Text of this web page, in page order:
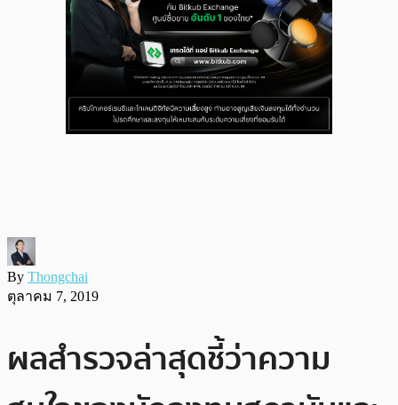
By Thongchai
ตุลาคม 7, 2019
ผลสำรวจล่าสุดชี้ว่าความ